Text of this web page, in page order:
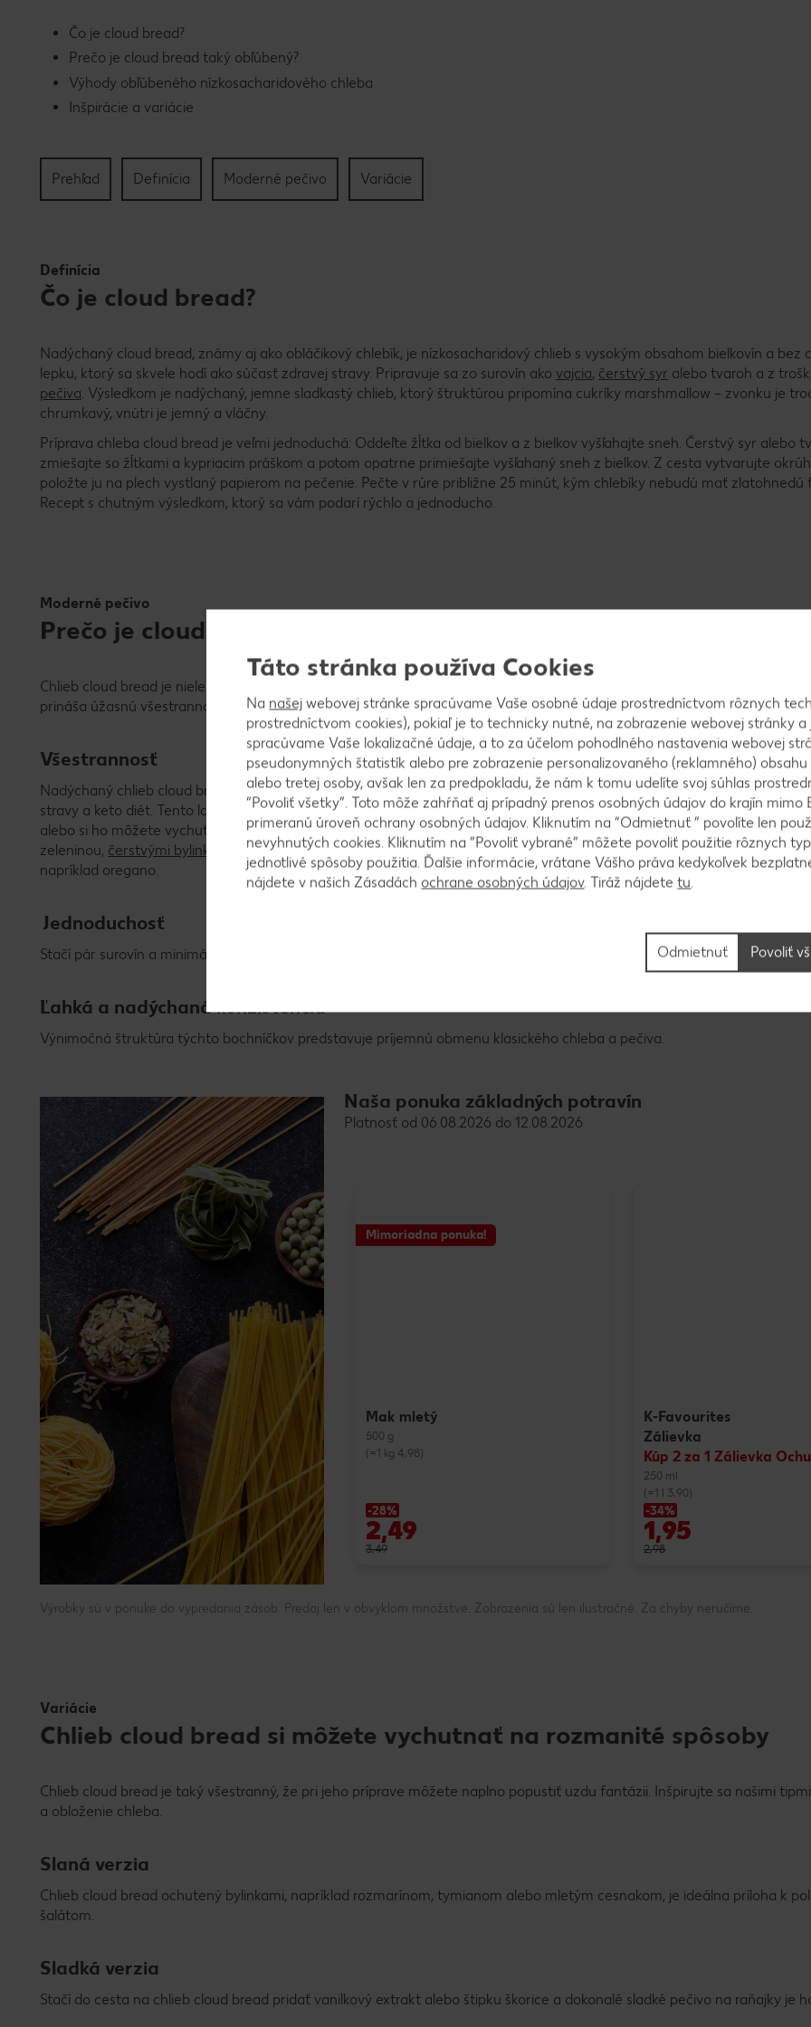
Čo je cloud bread?
Prečo je cloud bread taký obľúbený?
Výhody obľúbeného nízkosacharidového chleba
Inšpirácie a variácie
Prehľad Definícia Moderné pečivo Variácie
Definícia
Čo je cloud bread?
Nadýchaný cloud bread, známy aj ako obláčikový chlebík, je nízkosacharidový chlieb s vysokým obsahom bielkovín a bez
lepku, ktorý sa skvele hodí ako súčasť zdravej stravy. Pripravuje sa zo surovín ako vajcia, čerstvý syr alebo tvaroh a z
pečiva. Výsledkom je nadýchaný, jemne sladkastý chlieb, ktorý štruktúrou pripomína cukríky marshmallow – zvonku je
chrumkavý, vnútri je jemný a vláčny.
Príprava chleba cloud bread je veľmi jednoduchá: Oddeľte žĺtka od bielkov a z bielkov vyšľahajte sneh. Čerstvý syr alebo
zmiešajte so žĺtkami a kypriacim práškom a potom opatrne primiešajte vyšľahaný sneh z bielkov. Z cesta vytvarujte
položte ju na plech vystlaný papierom na pečenie. Pečte v rúre približne 25 minút, kým chlebíky nebudú mať zlatohnedú
Recept s chutným výsledkom, ktorý sa vám podarí rýchlo a jednoducho.
Moderné pečivo
Prečo je cloud bread taký obľúbený?
Chlieb cloud bread je nielen veľmi chutný, ale má aj veľmi dobrú povesť. Recept a príprava sú nesmierne jednoduché a
prináša úžasnú všestrannosť a množstvo výhod.
Všestrannosť
Nadýchaný chlieb cloud bread neobsahuje lepok a má len veľmi málo sacharidov, vďaka čomu je ideálnou súčasťou
stravy a keto diét. Tento low-carb chlieb si môžete pripraviť v slanom aj sladkom variante a je vynikajúci základ
alebo si ho môžete vychutnať vo forme snacku. Kombinovať ho môžete s mäsom, údeninami, syrmi, mozzarellou,
zeleninou, čerstvými bylinkami
a mnohými ďalšími lahodnými prísadami. Jeho chuť ešte viac pozdvihnú rozmanité bylinky,
napríklad oregano.
Jednoduchosť
Stačí pár surovín a minimálna námaha a dokonalý recept pre začiatočníkov aj skúsených pekárov je na svete.
Ľahká a nadýchaná konzistencia
Výnimočná štruktúra týchto bochníčkov predstavuje príjemnú obmenu klasického chleba a pečiva.
Naša ponuka základných potravín
Platnosť od 06.08.2026 do 12.08.2026
Mimoriadna ponuka!
Mak mletý
500 g
(=1 kg 4,98)
-28%
2,49
3,49
K-Favourites
Zálievka
Kúp 2 za 1 Zálievka
250 ml
(=1 l 3,90)
-34%
1,95
2,98
Výrobky sú v ponuke do vypredania zásob. Predaj len v obvyklom množstve. Zobrazenia sú len ilustračné. Za chyby neručíme.
Variácie
Chlieb cloud bread si môžete vychutnať na rozmanité spôsoby
Chlieb cloud bread je taký všestranný, že pri jeho príprave môžete naplno popustiť uzdu fantázii. Inšpirujte sa našimi
a obloženie chleba.
Slaná verzia
Chlieb cloud bread ochutený bylinkami, napríklad rozmarínom, tymianom alebo mletým cesnakom, je ideálna príloha k
šalátom.
Sladká verzia
Stačí do cesta na chlieb cloud bread pridať vanilkový extrakt alebo štipku škorice a dokonalé sladké pečivo na raňajky je
Táto stránka používa Cookies
Na našej webovej stránke spracúvame Vaše osobné údaje prostredníctvom rôznych
prostredníctvom cookies), pokiaľ je to technicky nutné, na zobrazenie webovej stránky
spracúvame Vaše lokalizačné údaje, a to za účelom pohodlného nastavenia webovej
pseudonymných štatistík alebo pre zobrazenie personalizovaného (reklamného)
alebo tretej osoby, avšak len za predpokladu, že nám k tomu udelíte svoj súhlas
“Povoliť všetky”. Toto môže zahŕňať aj prípadný prenos osobných údajov do krajín mimo
primeranú úroveň ochrany osobných údajov. Kliknutím na “Odmietnuť ” povolíte len
nevyhnutých cookies. Kliknutím na “Povoliť vybrané” môžete povoliť použitie rôznych
jednotlivé spôsoby použitia. Ďalšie informácie, vrátane Vášho práva kedykoľvek
nájdete v našich Zásadách ochrane osobných údajov. Tiráž nájdetetu.
Odmietnuť Povoliť